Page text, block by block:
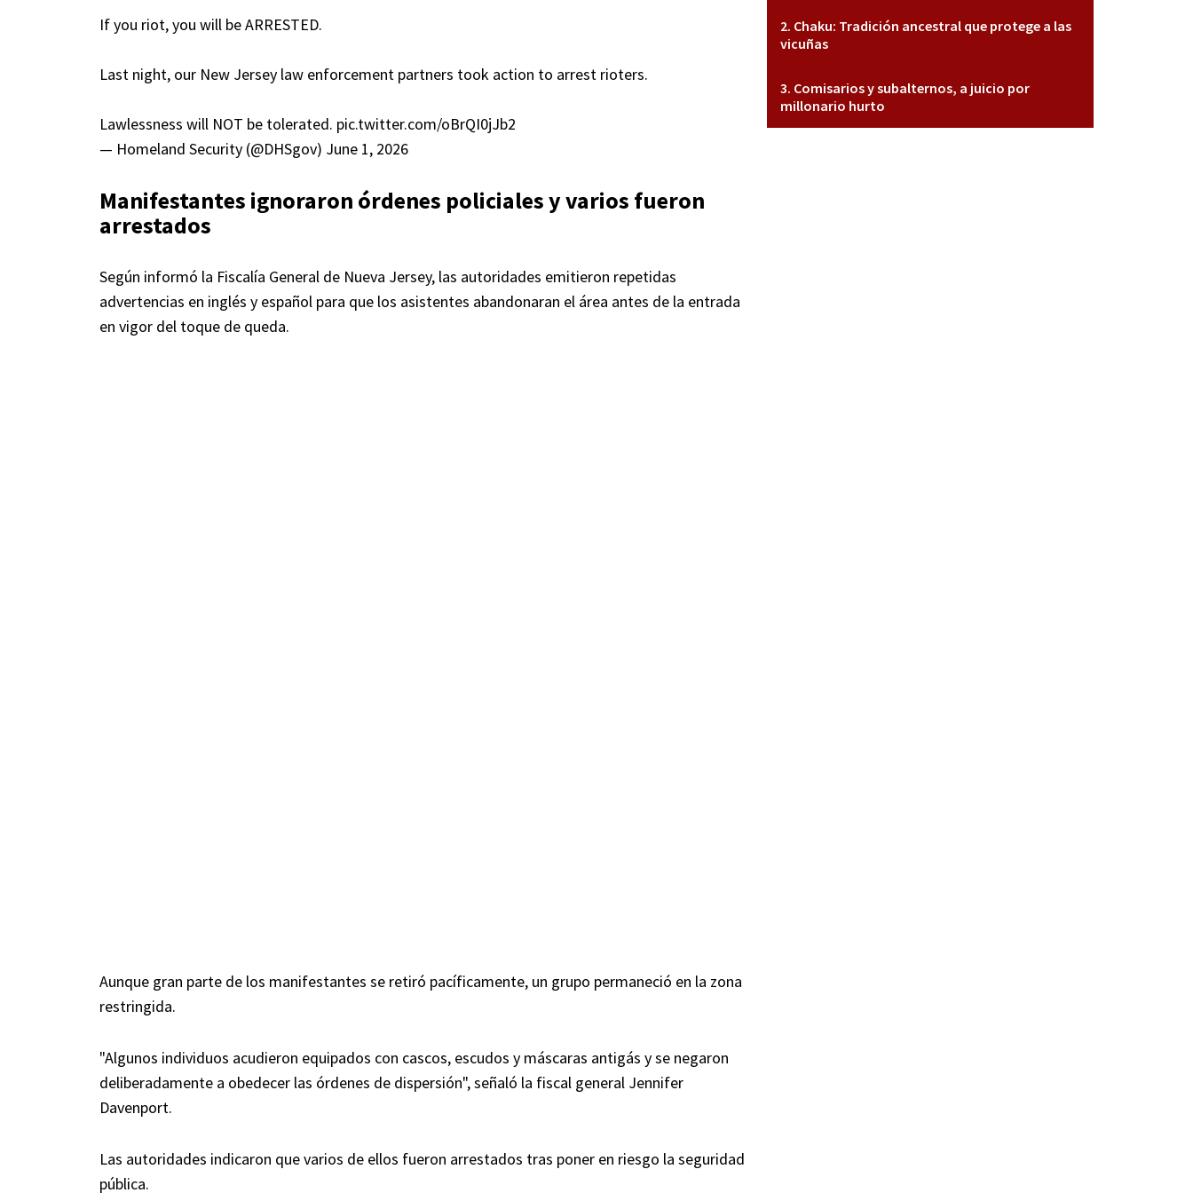
If you riot, you will be ARRESTED.
Last night, our New Jersey law enforcement partners took action to arrest rioters.
Lawlessness will NOT be tolerated. pic.twitter.com/oBrQI0jJb2
— Homeland Security (@DHSgov) June 1, 2026
Manifestantes ignoraron órdenes policiales y varios fueron
arrestados
Según informó la Fiscalía General de Nueva Jersey, las autoridades emitieron repetidas
advertencias en inglés y español para que los asistentes abandonaran el área antes de la entrada
en vigor del toque de queda.
Aunque gran parte de los manifestantes se retiró pacíficamente, un grupo permaneció en la zona
restringida.
"Algunos individuos acudieron equipados con cascos, escudos y máscaras antigás y se negaron
deliberadamente a obedecer las órdenes de dispersión", señaló la fiscal general Jennifer
Davenport.
Las autoridades indicaron que varios de ellos fueron arrestados tras poner en riesgo la seguridad
pública.
Chaku: Tradición ancestral que protege a las
vicuñas
Comisarios y subalternos, a juicio por
millonario hurto